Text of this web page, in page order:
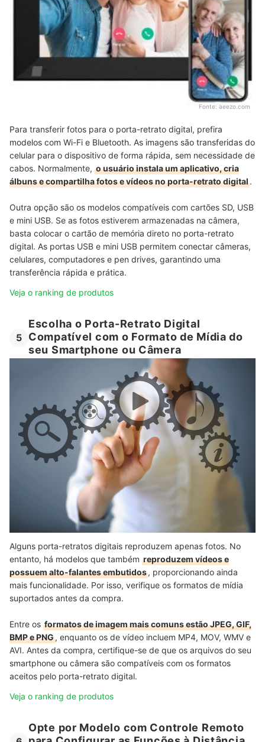
Fonte: aeezo.com
Para transferir fotos para o porta-retrato digital, prefira
modelos com Wi-Fi e Bluetooth. As imagens são transferidas do
celular para o dispositivo de forma rápida, sem necessidade de
cabos. Normalmente, o usuário instala um aplicativo, cria
álbuns e compartilha fotos e vídeos no porta-retrato digital.
Outra opção são os modelos compatíveis com cartões SD, USB
e mini USB. Se as fotos estiverem armazenadas na câmera,
basta colocar o cartão de memória direto no porta-retrato
digital. As portas USB e mini USB permitem conectar câmeras,
celulares, computadores e pen drives, garantindo uma
transferência rápida e prática.
Veja o ranking de produtos
5
Escolha o Porta-Retrato Digital
Compatível com o Formato de Mídia do
seu Smartphone ou Câmera
Alguns porta-retratos digitais reproduzem apenas fotos. No
entanto, há modelos que também reproduzem vídeos e
possuem alto-falantes embutidos, proporcionando ainda
mais funcionalidade. Por isso, verifique os formatos de mídia
suportados antes da compra.
Entre os formatos de imagem mais comuns estão JPEG, GIF,
BMP e PNG, enquanto os de vídeo incluem MP4, MOV, WMV e
AVI. Antes da compra, certifique-se de que os arquivos do seu
smartphone ou câmera são compatíveis com os formatos
aceitos pelo porta-retrato digital.
Veja o ranking de produtos
Opte por Modelo com Controle Remoto